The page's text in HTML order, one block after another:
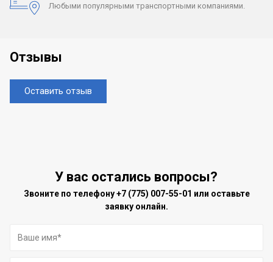
Любыми популярными транспортными компаниями.
Отзывы
Оставить отзыв
У вас остались вопросы?
Звоните по телефону+7 (775) 007-55-01 или оставьте
заявку онлайн.